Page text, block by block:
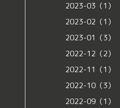
2023-03（1）
2023-02（1）
2023-01（3）
2022-12（2）
2022-11（1）
2022-10（3）
2022-09（1）